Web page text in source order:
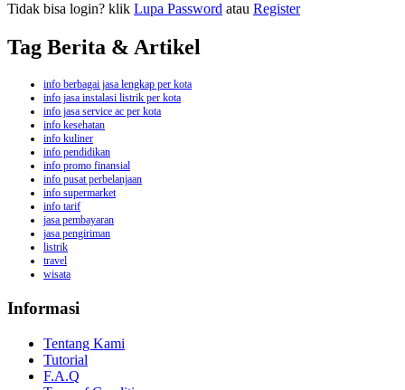
Tidak bisa login? klik Lupa Password atau Register
Tag Berita & Artikel
info berbagai jasa lengkap per kota
info jasa instalasi listrik per kota
info jasa service ac per kota
info kesehatan
info kuliner
info pendidikan
info promo finansial
info pusat perbelanjaan
info supermarket
info tarif
jasa pembayaran
jasa pengiriman
listrik
travel
wisata
Informasi
Tentang Kami
Tutorial
F.A.Q